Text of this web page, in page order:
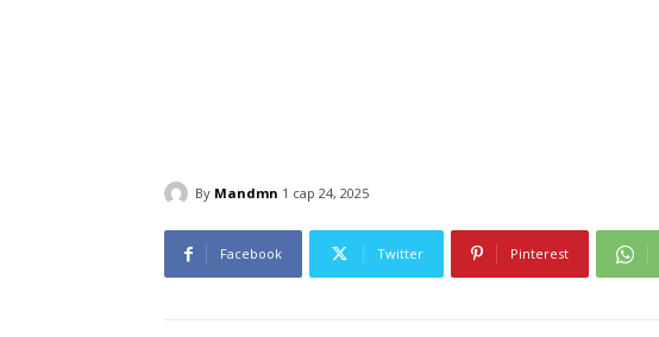
By Mandmn 1 сар 24, 2025
Facebook Twitter Pinterest